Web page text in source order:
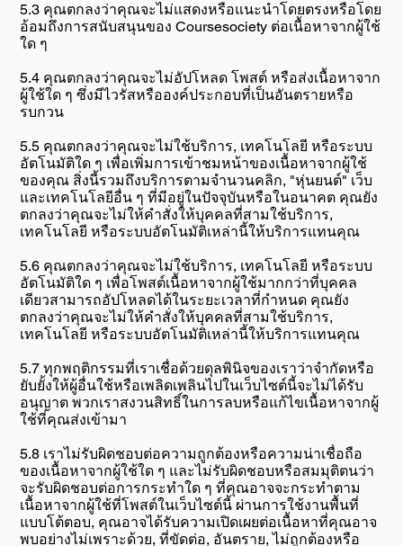
5.3 คุณตกลงว่าคุณจะไม่แสดงหรือแนะนำโดยตรงหรือโดย
อ้อมถึงการสนับสนุนของ Coursesociety ต่อเนื้อหาจากผู้ใช้
ใด ๆ
5.4 คุณตกลงว่าคุณจะไม่อัปโหลด โพสต์ หรือส่งเนื้อหาจาก
ผู้ใช้ใด ๆ ซึ่งมีไวรัสหรือองค์ประกอบที่เป็นอันตรายหรือ
รบกวน
5.5 คุณตกลงว่าคุณจะไม่ใช้บริการ, เทคโนโลยี หรือระบบ
อัตโนมัติใด ๆ เพื่อเพิ่มการเข้าชมหน้าของเนื้อหาจากผู้ใช้
ของคุณ สิ่งนี้รวมถึงบริการตามจำนวนคลิก, "หุ่นยนต์" เว็บ
และเทคโนโลยีอื่น ๆ ที่มีอยู่ในปัจจุบันหรือในอนาคต คุณยัง
ตกลงว่าคุณจะไม่ให้คำสั่งให้บุคคลที่สามใช้บริการ,
เทคโนโลยี หรือระบบอัตโนมัติเหล่านี้ให้บริการแทนคุณ
5.6 คุณตกลงว่าคุณจะไม่ใช้บริการ, เทคโนโลยี หรือระบบ
อัตโนมัติใด ๆ เพื่อโพสต์เนื้อหาจากผู้ใช้มากกว่าที่บุคคล
เดียวสามารถอัปโหลดได้ในระยะเวลาที่กำหนด คุณยัง
ตกลงว่าคุณจะไม่ให้คำสั่งให้บุคคลที่สามใช้บริการ,
เทคโนโลยี หรือระบบอัตโนมัติเหล่านี้ให้บริการแทนคุณ
5.7 ทุกพฤติกรรมที่เราเชื่อด้วยดุลพินิจของเราว่าจำกัดหรือ
ยับยั้งให้ผู้อื่นใช้หรือเพลิดเพลินไปในเว็บไซต์นี้จะไม่ได้รับ
อนุญาต พวกเราสงวนสิทธิ์ในการลบหรือแก้ไขเนื้อหาจากผู้
ใช้ที่คุณส่งเข้ามา
5.8 เราไม่รับผิดชอบต่อความถูกต้องหรือความน่าเชื่อถือ
ของเนื้อหาจากผู้ใช้ใด ๆ และไม่รับผิดชอบหรือสมมุติตนว่า
จะรับผิดชอบต่อการกระทำใด ๆ ที่คุณอาจจะกระทำตาม
เนื้อหาจากผู้ใช้ที่โพสต์ในเว็บไซต์นี้ ผ่านการใช้งานพื้นที่
แบบโต้ตอบ, คุณอาจได้รับความเปิดเผยต่อเนื้อหาที่คุณอาจ
พบอย่างไม่เพราะด้วย, ที่ขัดต่อ, อันตราย, ไม่ถูกต้องหรือ